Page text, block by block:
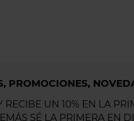
PROMOCIONES,
RECIBE UN 10% EN LA
SÉ LA PRIMERA EN